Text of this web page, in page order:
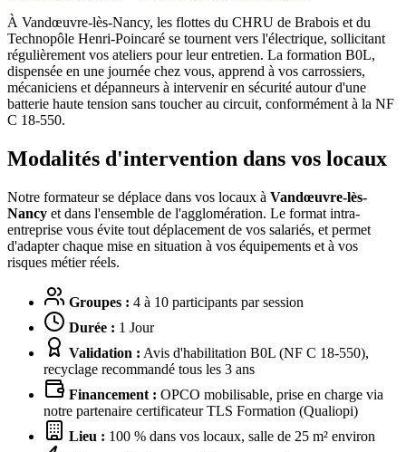
À Vandœuvre-lès-Nancy, les flottes du CHRU de Brabois et du
Technopôle Henri-Poincaré se tournent vers l'électrique, sollicitant
régulièrement vos ateliers pour leur entretien. La formation B0L,
dispensée en une journée chez vous, apprend à vos carrossiers,
mécaniciens et dépanneurs à intervenir en sécurité autour d'une
batterie haute tension sans toucher au circuit, conformément à la NF
C 18-550.
Modalités d'intervention dans vos locaux
Notre formateur se déplace dans vos locaux à Vandœuvre-lès-
Nancy et dans l'ensemble de l'agglomération. Le format intra-
entreprise vous évite tout déplacement de vos salariés, et permet
d'adapter chaque mise en situation à vos équipements et à vos
risques métier réels.
Groupes : 4 à 10 participants par session
Durée : 1 Jour
Validation : Avis d'habilitation B0L (NF C 18-550),
recyclage recommandé tous les 3 ans
Financement : OPCO mobilisable, prise en charge via
notre partenaire certificateur TLS Formation (Qualiopi)
Lieu : 100 % dans vos locaux, salle de 25 m² environ